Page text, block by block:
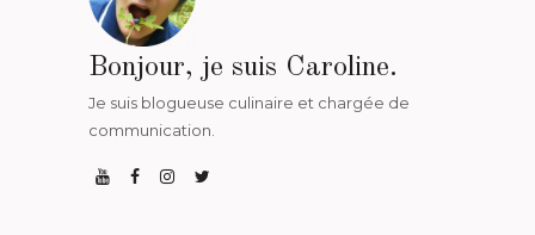
Bonjour, je suis Caroline.
Je suis blogueuse culinaire et chargée de
communication.